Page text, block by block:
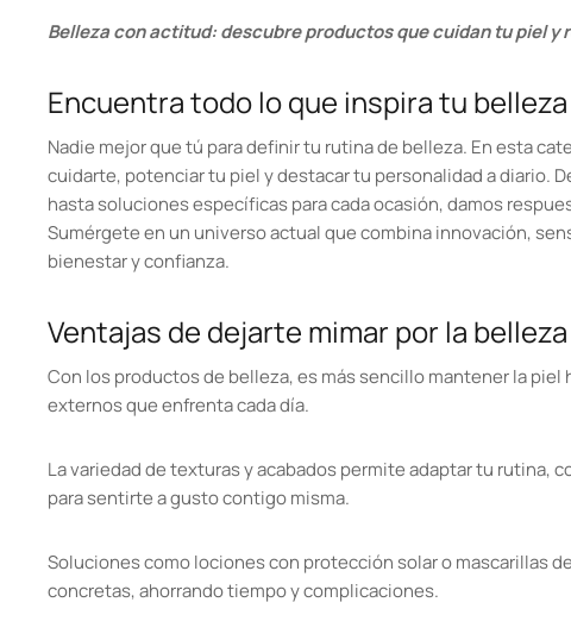
Belleza con actitud: descubre productos que cuidan tu piel y
Encuentra todo lo que inspira tu belleza
Nadie mejor que tú para definir tu rutina de belleza. En esta
cuidarte, potenciar tu piel y destacar tu personalidad a diario.
hasta soluciones específicas para cada ocasión, damos
Sumérgete en un universo actual que combina innovación,
bienestar y confianza.
Ventajas de dejarte mimar por la belleza
Con los productos de belleza, es más sencillo mantener la
externos que enfrenta cada día.
La variedad de texturas y acabados permite adaptar tu rutina,
para sentirte a gusto contigo misma.
Soluciones como lociones con protección solar o mascarillas
concretas, ahorrando tiempo y complicaciones.